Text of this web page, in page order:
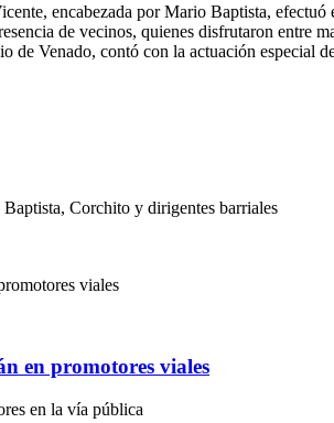
encabezada por Mario Baptista,
de vecinos, quienes disfrutaron entre
de Venado, contó con la actuación especial
Corchito y dirigentes barriales
en promotores viales
en la vía pública